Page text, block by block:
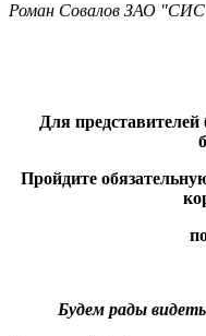
Роман Совалов ЗАО
Для
Пройдите
Будем рады